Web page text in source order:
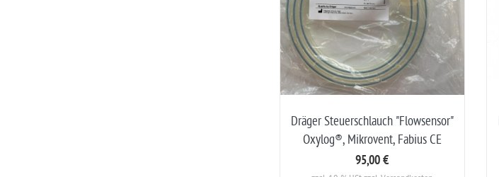
Dräger Steuerschlauch "Flowsensor"
Oxylog®, Mikrovent, Fabius CE
95,00 €